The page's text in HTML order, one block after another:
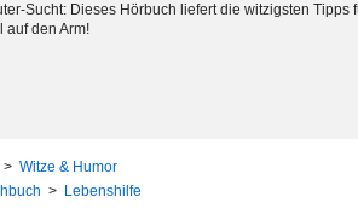
Sucht: Dieses Hörbuch liefert die witzigsten Tipps
auf den Arm!
> Witze & Humor
> Lebenshilfe